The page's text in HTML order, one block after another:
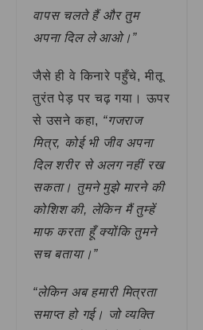
वापस चलते हैं और तुम
अपना दिल ले आओ।”
जैसे ही वे किनारे पहुँचे, मीतू
तुरंत पेड़ पर चढ़ गया। ऊपर
से उसने कहा, “गजराज
मित्र, कोई भी जीव अपना
दिल शरीर से अलग नहीं रख
सकता। तुमने मुझे मारने की
कोशिश की, लेकिन मैं तुम्हें
माफ करता हूँ क्योंकि तुमने
सच बताया।”
“लेकिन अब हमारी मित्रता
समाप्त हो गई। जो व्यक्ति